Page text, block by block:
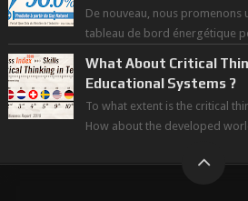
De nouveau, nous
tableau de bord énergétique
What About Critical
Educational Systems ?
To what extent is the critical
How about the developed